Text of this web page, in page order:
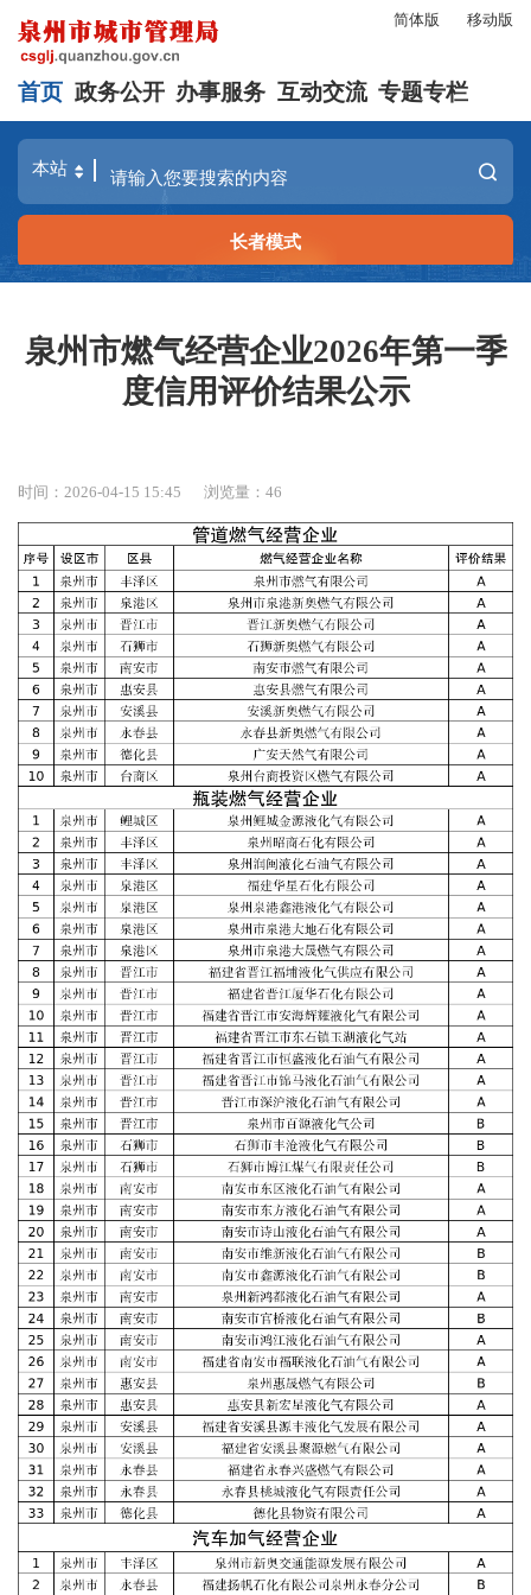
简体版 移动版
首页 政务公开 办事服务 互动交流 专题专栏
长者模式
泉州市燃气经营企业2026年第一季
度信用评价结果公示
时间：2026-04-15 15:45 浏览量：46